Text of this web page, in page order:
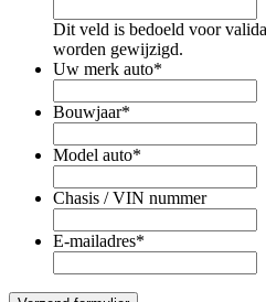
Dit veld is bedoeld voor
worden gewijzigd.
Uw merk auto*
Bouwjaar*
Model auto*
Chasis / VIN nummer
E-mailadres*